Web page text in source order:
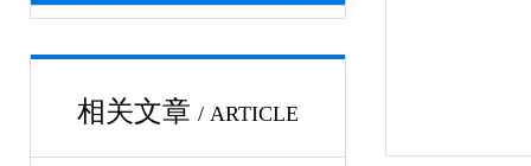
相关文章 / ARTICLE